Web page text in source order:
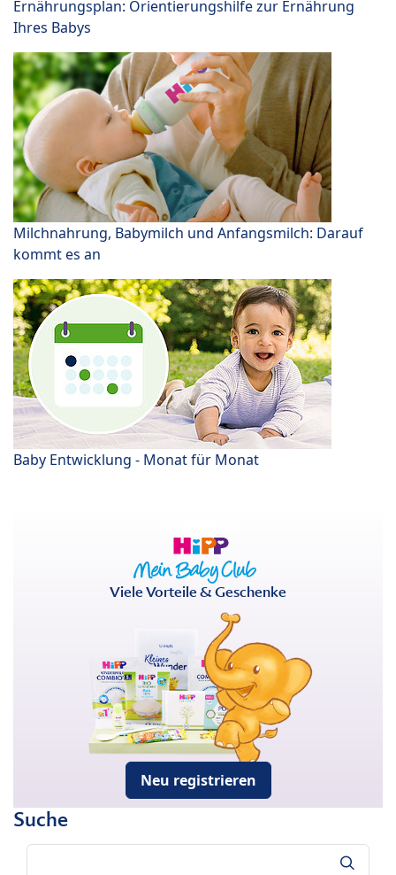
Ernährungsplan: Orientierungshilfe zur Ernährung
Ihres Babys
Milchnahrung, Babymilch und Anfangsmilch: Darauf
kommt es an
Baby Entwicklung - Monat für Monat
Viele Vorteile & Geschenke
Neu registrieren
Suche